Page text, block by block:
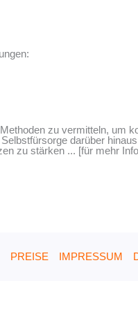
zu vermitteln, um
darüber
zu stärken ... [für mehr
PREISE IMPRESSUM